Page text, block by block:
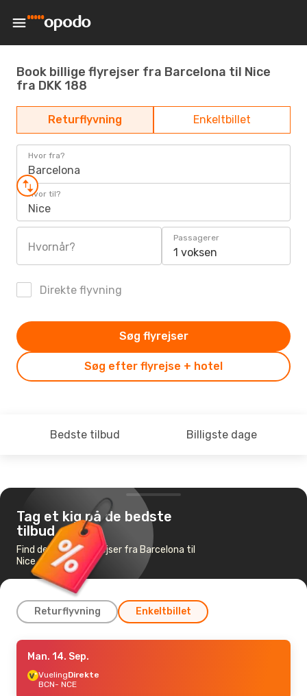
Book billige flyrejser fra Barcelona til Nice
fra DKK 188
Returflyvning Enkeltbillet
Hvor fra?
Barcelona
Hvor til?
Nice
Hvornår?
Passagerer
1 voksen
Direkte flyvning
Søg efter flyrejse + hotel
Søg flyrejser
Bedste tilbud Billigste dage
Tag et kig på de bedste
tilbud
Find de billigste flyrejser fra Barcelona til
Nice
Returflyvning Enkeltbillet
Lør. 19. Sep.- Søn. 20. Sep.
VuelingDirekte
BCN- NCE
Man. 14. Sep.
VuelingDirekte
BCN- NCE